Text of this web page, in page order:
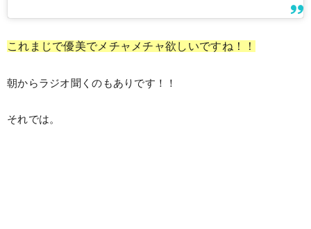
これまじで優美でメチャメチャ欲しいですね！！
朝からラジオ聞くのもありです！！
それでは。